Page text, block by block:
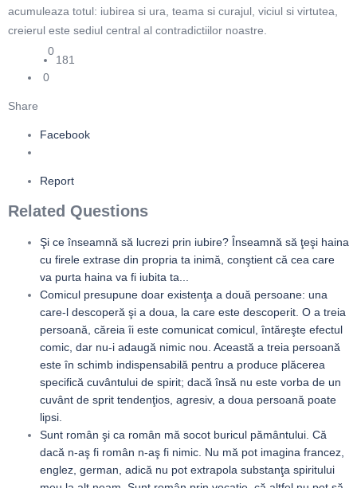
acumuleaza totul: iubirea si ura, teama si curajul, viciul si virtutea,
creierul este sediul central al contradictiilor noastre.
0
181
0
Share
Facebook
Report
Related Questions
Şi ce înseamnă să lucrezi prin iubire? Înseamnă să ţeşi haina
cu firele extrase din propria ta inimă, conştient că cea care
va purta haina va fi iubita ta...
Comicul presupune doar existenţa a două persoane: una
care-l descoperă şi a doua, la care este descoperit. O a treia
persoană, căreia îi este comunicat comicul, întăreşte efectul
comic, dar nu-i adaugă nimic nou. Această a treia persoană
este în schimb indispensabilă pentru a produce plăcerea
specifică cuvântului de spirit; dacă însă nu este vorba de un
cuvânt de sprit tendenţios, agresiv, a doua persoană poate
lipsi.
Sunt român şi ca român mă socot buricul pământului. Că
dacă n-aş fi român n-aş fi nimic. Nu mă pot imagina francez,
englez, german, adică nu pot extrapola substanţa spiritului